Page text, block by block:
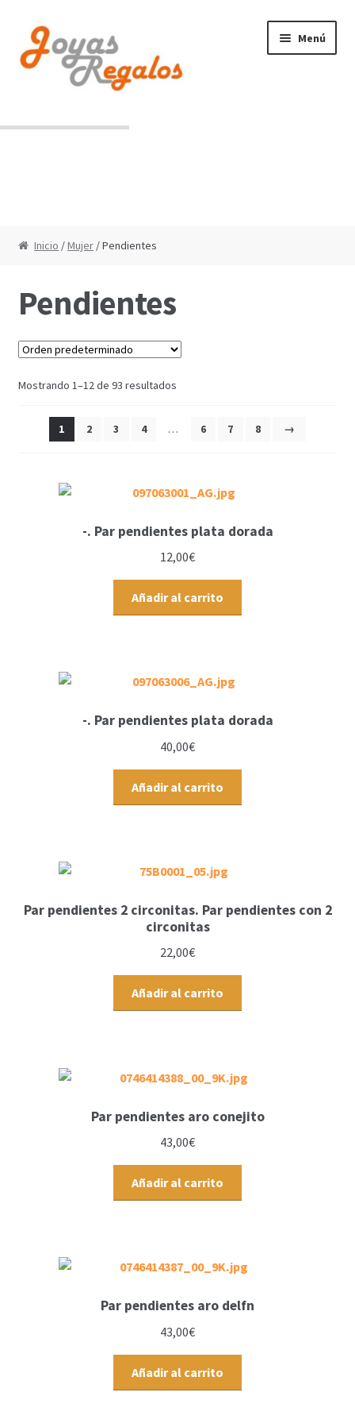
a
la
navegación
al
contenido
Menú
Inicio /Mujer / Pendientes
Pendientes
Mostrando 1–12 de 93 resultados
1 2 3 4 … 6 7 8 →
-. Par pendientes plata dorada
12,00€
Añadir al carrito
-. Par pendientes plata dorada
40,00€
Añadir al carrito
Par pendientes 2 circonitas. Par pendientes con 2
circonitas
22,00€
Añadir al carrito
Par pendientes aro conejito
43,00€
Añadir al carrito
Par pendientes aro delfn
43,00€
Añadir al carrito